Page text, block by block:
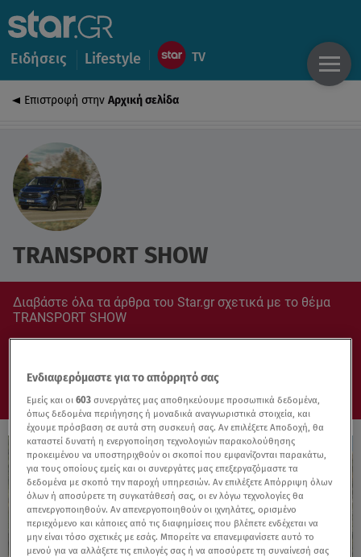
Ειδήσεις Lifestyle
Επιστροφή στην Αρχική σελίδα
TRANSPORT SHOW
Διαβάστε όλα τα άρθρα του Star.gr σχετικά με το θέμα
TRANSPORT SHOW
Ενδιαφερόμαστε για το απόρρητό σας
Εμείς και οι603 συνεργάτες μας αποθηκεύουμε προσωπικά δεδομένα,
όπως δεδομένα περιήγησης ή μοναδικά αναγνωριστικά στοιχεία, και
έχουμε πρόσβαση σε αυτά στη συσκευή σας. Αν επιλέξετε Αποδοχή, θα
καταστεί δυνατή η ενεργοποίηση τεχνολογιών παρακολούθησης
προκειμένου να υποστηριχθούν οι σκοποί που εμφανίζονται παρακάτω,
για τους οποίους εμείς και οι συνεργάτες μας επεξεργαζόμαστε τα
δεδομένα με σκοπό την παροχή υπηρεσιών. Αν επιλέξετε Απόρριψη όλων
όλων ή αποσύρετε τη συγκατάθεσή σας, οι εν λόγω τεχνολογίες θα
απενεργοποιηθούν. Αν απενεργοποιηθούν οι ιχνηλάτες, ορισμένο
περιεχόμενο και κάποιες από τις διαφημίσεις που βλέπετε ενδέχεται να
μην είναι τόσο σχετικές με εσάς. Μπορείτε να επανεμφανίσετε αυτό το
μενού για να αλλάξετε τις επιλογές σας ή να αποσύρετε τη συναίνεσή σας